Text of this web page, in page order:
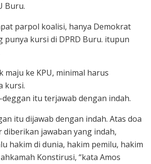
Buru.
parpol koalisi, hanya Demokrat
punya kursi di DPRD Buru. itupun
maju ke KPU, minimal harus
kursi.
itu terjawab dengan indah.
itu dijawab dengan indah. Atas doa
jawaban yang indah,
hakim di dunia, hakim pemilu, hakim
Konstirusi, “kata Amos